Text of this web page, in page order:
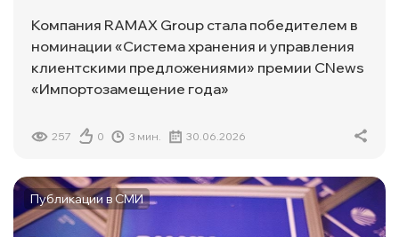
Компания RAMAX Group стала победителем в
номинации «Система хранения и управления
клиентскими предложениями» премии CNews
«Импортозамещение года»
257 0 3 мин. 30.06.2026
Публикации в СМИ